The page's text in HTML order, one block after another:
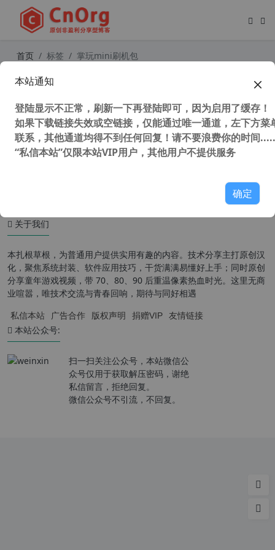
首页 标签 掌玩mini刷机包
删除不了预装问题
关于我们
本扎根草根，为普通用户提供实用有趣的内容。技术分享主打原创汉
化，聚焦系统封装、软件应用技巧，干货满满易懂好上手；同时原创
分享童年游戏视频，带 70、80、90 后重温像素热血时光。这里无商
业喧嚣，唯技术交流与青春回响，期待与同好相遇
私信本站 广告合作 版权声明 捐赠VIP 友情链接
本站公众号:
扫一扫关注公众号，本站微信公
众号仅用于获取解压密码，谢绝
私信留言，拒绝回复。
微信公众号不引流，不回复。
本站通知
登陆显示不正常，刷新一下再登陆即可，因为启用了缓存！
如果下载链接失效或空链接，仅能通过唯一通道，左下方菜
联系，其他通道均得不到任何回复！请不要浪费你的时间
“私信本站”仅限本站VIP用户，其他用户不提供服务
确定